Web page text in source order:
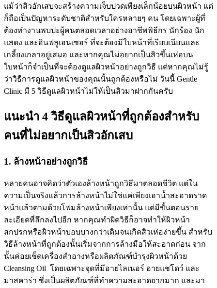
แม้ว่าสิวอักเสบจะสร้างความเจ็บปวดเพียงเล็กน้อยบนผิวหน้า แต่
ก็ถือเป็นปัญหาระดับชาติสำหรับใครหลายๆ คน โดยเฉพาะผู้ที่
ต้องทำงานพบปะผู้คนตลอดเวลาอย่างอาชีพพิธีกร นักร้อง นัก
แสดง และอินฟลูเอนเซอร์ ที่จะต้องมีใบหน้าที่เรียบเนียนและ
เกลี้ยงเกลาอยู่เสมอ และหากคุณไม่อยากเป็นสิวขึ้นเห่อบน
ใบหน้าก็จำเป็นที่จะต้องดูแลผิวหน้าอย่างถูกวิธี แต่หากคุณไม่รู้
ว่าวิธีการดูแลผิวหน้าของคุณนั้นถูกต้องหรือไม่ วันนี้ Gentle
Clinic มี 5 วิธีดูแลผิวหน้าไม่ให้เป็นสิวมาฝากกันครับ
แนะนำ 4 วิธีดูแลผิวหน้าที่ถูกต้องสำหรับ
คนที่ไม่อยากเป็นสิวอักเสบ
1. ล้างหน้าอย่างถูกวิธี
หลายคนอาจคิดว่าตัวเองล้างหน้าถูกวิธีมาตลอดชีวิต แต่ใน
ความเป็นจริงแล้วการล้างหน้าไม่ใช่แค่เพียงเอาน้ำสะอาดราด
หน้าแล้วตามด้วยโฟมล้างหน้าเพียงเท่านั้น แต่มีขั้นตอนราย
ละเอียดที่ลึกลงไปอีก หากคุณทำผิดวิธีก็อาจทำให้ผิวหน้า
สกปรกหรือผิวหน้าบอบบางกว่าเดิมจนเกิดสิวเห่อง่ายขึ้น สำหรับ
วิธีล้างหน้าที่ถูกต้องนั้นเริ่มจากการล้างมือให้สะอาดก่อน จาก
นั้นค่อยเช็ดเครื่องสำอางหรือผลิตภัณฑ์บำรุงผิวหน้าด้วย
Cleansing Oil โดยเฉพาะจุดที่มีอายไลเนอร์ อายแชโดว์ และ
มาสคาร่า ซึ่งเป็นผลิตภัณฑ์ที่ทำความสะอาดยากมาก และมา